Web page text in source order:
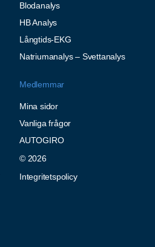
Blodanalys
HB Analys
Långtids-EKG
Natriumanalys – Svettanalys
Medlemmar
Mina sidor
Vanliga frågor
AUTOGIRO
© 2026
Integritetspolicy